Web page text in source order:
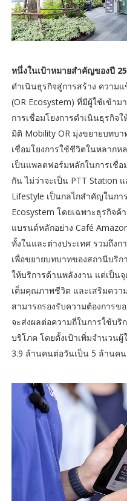
หนึ่งในเป้าหมายสำคัญของปี
ดำเนินธุรกิจสู่การสร้าง ความ
(OR Ecosystem) ที่มีผู้ใช้เข้า
การเชื่อมโยงการดำเนินธุรกิจ
มิติ Mobility OR มุ่งขยายบทบ
เชื่อมโยงการใช้ชีวิตในหลากห
เป็นแพลตฟอร์มหลักในการเชื่อ
กัน ไม่ว่าจะเป็น PTT Station
Lifestyle เป็นกลไกสำคัญในกา
Ecosystem โดยเฉพาะธุรกิจ
แบรนด์หลักอย่าง Café
ทั้งในและต่างประเทศ รวมถึงก
เพื่อขยายบทบาทของสถานีบริก
ให้บริการด้านพลังงาน แต่เป็น
เต็มคุณภาพชีวิต และเสริมควา
สามารถรองรับความต้องการข
จะส่งผลต่อความถี่ในการใช้บริ
บริโภค โดยตั้งเป้าเพิ่มจำนวน
3.9 ล้านคนต่อวันเป็น 5 ล้านค